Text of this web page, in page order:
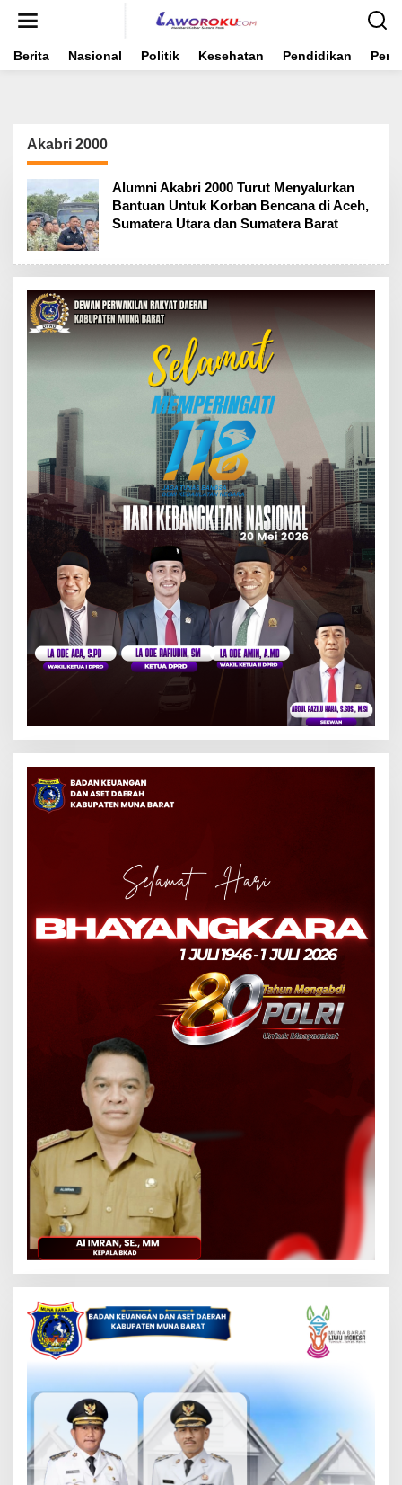
Berita Nasional Politik Kesehatan Pendidikan
Akabri 2000
Alumni Akabri 2000 Turut Menyalurkan
Bantuan Untuk Korban Bencana di Aceh,
Sumatera Utara dan Sumatera Barat